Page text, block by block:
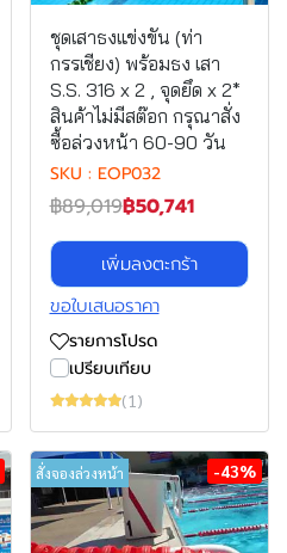
ชุดเสาธงแข่งขัน (ท่า
กรรเชียง) พร้อมธง เสา
S.S. 316 x 2 , จุดยึด x 2*
สินค้าไม่มีสต๊อก กรุณาสั่ง
ซื้อล่วงหน้า 60-90 วัน
SKU : EOP032
฿89,019฿50,741
เพิ่มลงตะกร้า
ขอใบเสนอราคา
รายการโปรด
เปรียบเทียบ
(1)
สั่งจองล่วงหน้า -43%